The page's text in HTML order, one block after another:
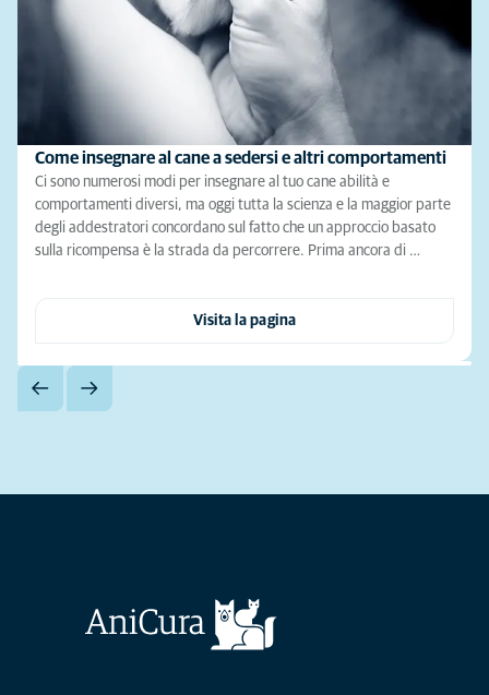
Come insegnare al cane a sedersi e altri comportamenti
Ci sono numerosi modi per insegnare al tuo cane abilità e
comportamenti diversi, ma oggi tutta la scienza e la maggior parte
degli addestratori concordano sul fatto che un approccio basato
sulla ricompensa è la strada da percorrere. Prima ancora di …
Visita la pagina